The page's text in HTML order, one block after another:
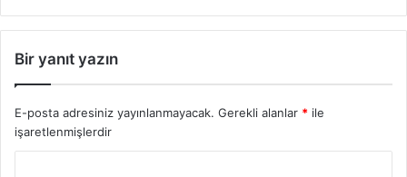
Bir yanıt yazın
E-posta adresiniz yayınlanmayacak. Gerekli alanlar * ile
işaretlenmişlerdir